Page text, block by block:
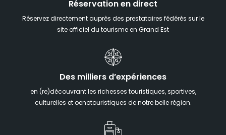
Réservation en direct
Réservez directement auprès des prestataires fédérés sur le
site officiel du tourisme en Grand Est
Des milliers d’expériences
en (re)découvrant les richesses touristiques, sportives,
culturelles et oenotouristiques de notre belle région.